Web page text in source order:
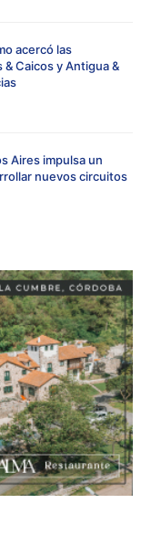
acercó las
Caicos y Antigua &
Aires impulsa un
nuevos circuitos